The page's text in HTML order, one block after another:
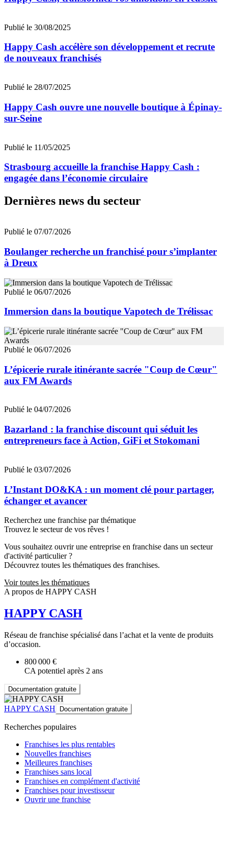
Publié le 30/08/2025
Happy Cash accélère son développement et recrute
de nouveaux franchisés
Publié le 28/07/2025
Happy Cash ouvre une nouvelle boutique à Épinay-
sur-Seine
Publié le 11/05/2025
Strasbourg accueille la franchise Happy Cash :
engagée dans l’économie circulaire
Dernières news du secteur
Publié le 07/07/2026
Boulanger recherche un franchisé pour s’implanter
à Dreux
Publié le 06/07/2026
Immersion dans la boutique Vapotech de Trélissac
Publié le 06/07/2026
L’épicerie rurale itinérante sacrée "Coup de Cœur"
aux FM Awards
Publié le 04/07/2026
Bazarland : la franchise discount qui séduit les
entrepreneurs face à Action, GiFi et Stokomani
Publié le 03/07/2026
L’Instant DO&KA : un moment clé pour partager,
échanger et avancer
Recherchez une franchise par thématique
Trouvez le secteur de vos rêves !
Vous souhaitez ouvrir une entreprise en franchise dans un secteur
d'activité particulier ?
Découvrez toutes les thématiques des franchises.
Voir toutes les thématiques
A propos de HAPPY CASH
HAPPY CASH
Réseau de franchise spécialisé dans l’achat et la vente de produits
d’occasion.
800 000 €
CA potentiel après 2 ans
Documentation gratuite
HAPPY CASH Documentation gratuite
Recherches populaires
Franchises les plus rentables
Nouvelles franchises
Meilleures franchises
Franchises sans local
Franchises en complément d'activité
Franchises pour investisseur
Ouvrir une franchise